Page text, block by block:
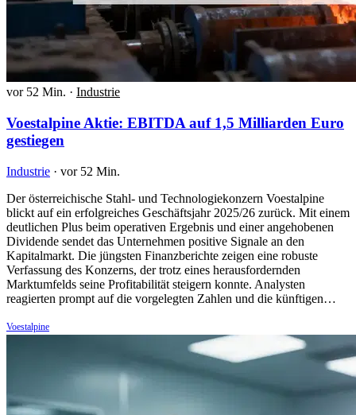
vor 52 Min. · Industrie
Voestalpine Aktie: EBITDA auf 1,5 Milliarden Euro
gestiegen
Industrie · vor 52 Min.
Der österreichische Stahl- und Technologiekonzern Voestalpine
blickt auf ein erfolgreiches Geschäftsjahr 2025/26 zurück. Mit einem
deutlichen Plus beim operativen Ergebnis und einer angehobenen
Dividende sendet das Unternehmen positive Signale an den
Kapitalmarkt. Die jüngsten Finanzberichte zeigen eine robuste
Verfassung des Konzerns, der trotz eines herausfordernden
Marktumfelds seine Profitabilität steigern konnte. Analysten
reagierten prompt auf die vorgelegten Zahlen und die künftigen…
Voestalpine